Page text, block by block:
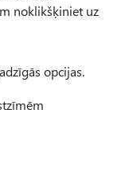
noklikšķiniet uz
opcijas.